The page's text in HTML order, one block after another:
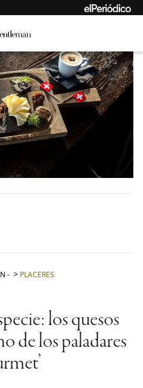
- PLACERES
los quesos
de los paladares